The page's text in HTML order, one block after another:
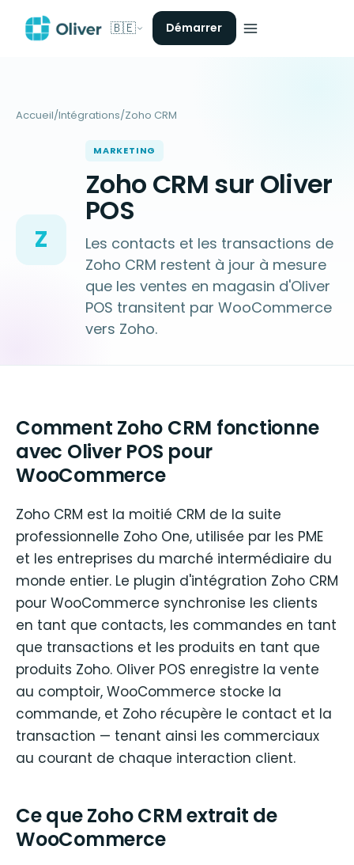
🇧🇪 Démarrer
Accueil/Intégrations/Zoho CRM
Z
MARKETING
Zoho CRM sur Oliver
POS
Les contacts et les transactions de
Zoho CRM restent à jour à mesure
que les ventes en magasin d'Oliver
POS transitent par WooCommerce
vers Zoho.
Comment Zoho CRM fonctionne
avec Oliver POS pour
WooCommerce
Zoho CRM est la moitié CRM de la suite
professionnelle Zoho One, utilisée par les PME
et les entreprises du marché intermédiaire du
monde entier. Le plugin d'intégration Zoho CRM
pour WooCommerce synchronise les clients
en tant que contacts, les commandes en tant
que transactions et les produits en tant que
produits Zoho. Oliver POS enregistre la vente
au comptoir, WooCommerce stocke la
commande, et Zoho récupère le contact et la
transaction — tenant ainsi les commerciaux
au courant de chaque interaction client.
Ce que Zoho CRM extrait de
WooCommerce